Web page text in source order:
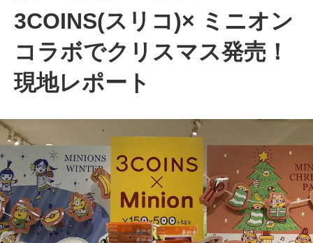
3COINS(スリコ)× ミニオン
コラボでクリスマス発売！
現地レポート